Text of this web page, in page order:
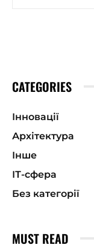
CATEGORIES
Інновації
Архітектура
Інше
ІТ-сфера
Без категорії
MUST READ